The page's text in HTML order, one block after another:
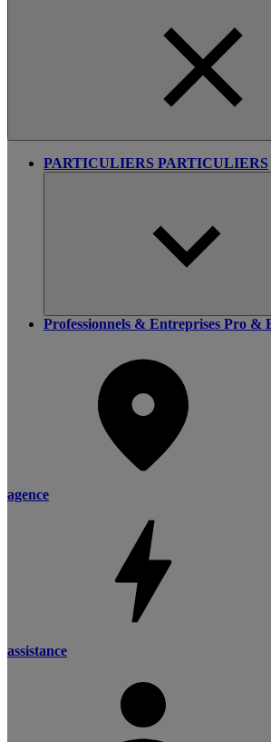
PARTICULIERS PARTICULIERS
Professionnels & Entreprises Pro &
agence
assistance